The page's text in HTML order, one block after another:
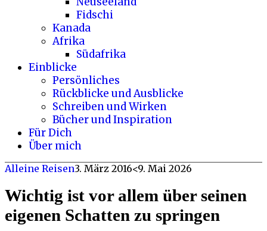
Fidschi
Kanada
Afrika
Südafrika
Einblicke
Persönliches
Rückblicke und Ausblicke
Schreiben und Wirken
Bücher und Inspiration
Für Dich
Über mich
Alleine Reisen3. März 2016<9. Mai 2026
Wichtig ist vor allem über seinen
eigenen Schatten zu springen